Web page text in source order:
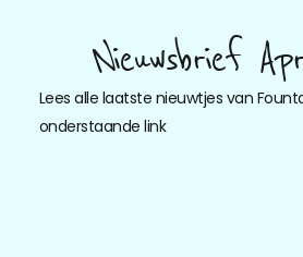
Nieuwsbrief
Lees alle laatste nieuwtjes van
onderstaande link